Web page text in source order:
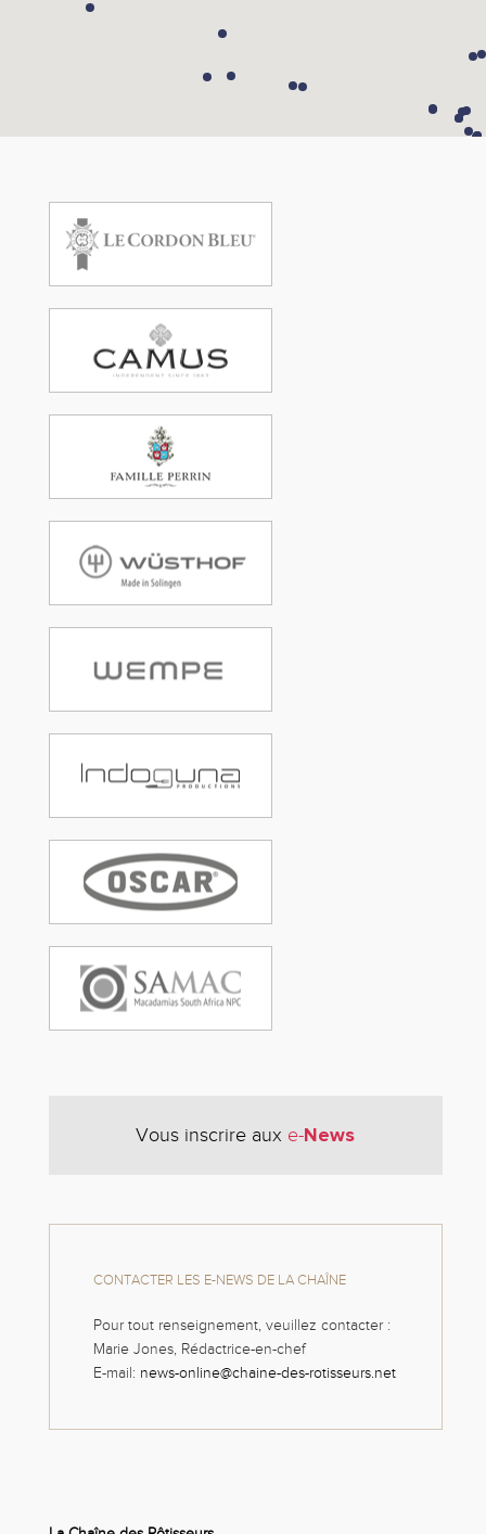
Vous inscrire aux e-News
CONTACTER LES E-NEWS DE LA CHAÎNE
Pour tout renseignement, veuillez contacter :
Marie Jones, Rédactrice-en-chef
E-mail: news-online@chaine-des-rotisseurs.net